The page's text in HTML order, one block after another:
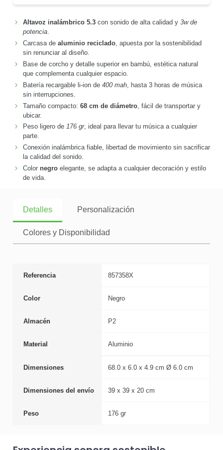
Altavoz inalámbrico 5.3con sonido de alta calidad y 3w de
potencia.
Carcasa de aluminio reciclado, apuesta por la sostenibilidad
sin renunciar al diseño.
Base de corcho y detalle superior en bambú, estética natural
que complementa cualquier espacio.
Batería recargable li-ion de 400 mah, hasta 3 horas de música
sin interrupciones.
Tamaño compacto: 68 cm de diámetro, fácil de transportar y
ubicar.
Peso ligero de 176 gr, ideal para llevar tu música a cualquier
parte.
Conexión inalámbrica fiable, libertad de movimiento sin sacrificar
la calidad del sonido.
Color negroelegante, se adapta a cualquier decoración y estilo
de vida.
Detalles Personalización
Colores y Disponibilidad
Referencia 857358X
Color Negro
Almacén P2
Material Aluminio
Dimensiones 68.0 x 6.0 x 4.9 cm Ø 6.0 cm
Dimensiones del envío 39 x 39 x 20 cm
Peso 176 gr